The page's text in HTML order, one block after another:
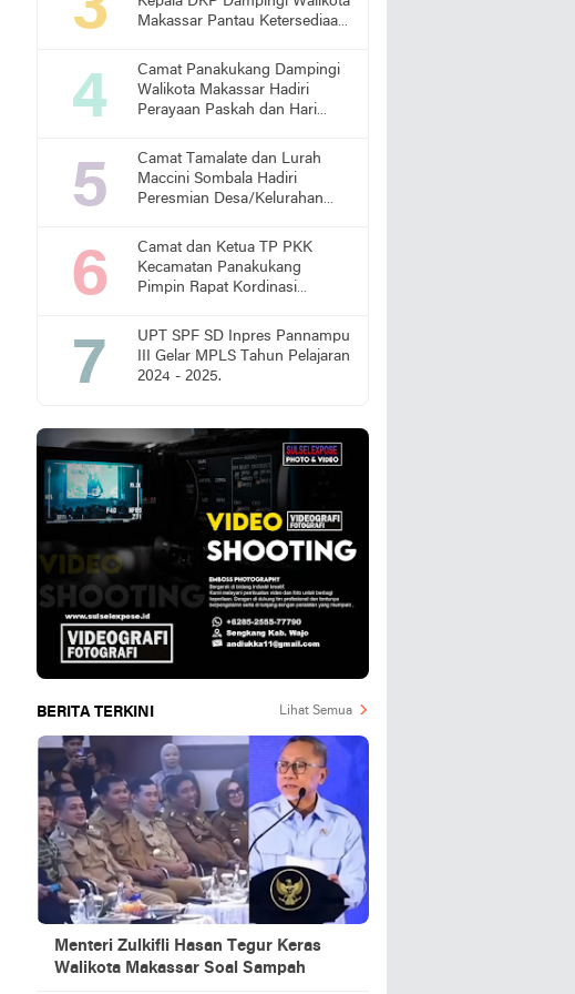
Makassar Pantau Ketersediaan
Camat Panakukang Dampingi
Walikota Makassar Hadiri
Perayaan Paskah dan Hari
Camat Tamalate dan Lurah
Maccini Sombala Hadiri
Peresmian Desa/Kelurahan
Camat dan Ketua TP PKK
Kecamatan Panakukang
Pimpin Rapat Kordinasi
Stunting
UPT SPF SD Inpres Pannampu
III Gelar MPLS Tahun Pelajaran
2024 - 2025.
BERITA TERKINI Lihat Semua
Menteri Zulkifli Hasan Tegur Keras
Walikota Makassar Soal Sampah